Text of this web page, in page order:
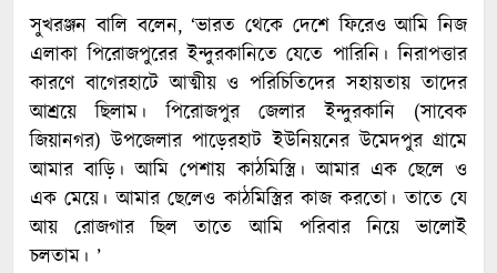
সুখরঞ্জন বালি বলেন, ‘ভারত থেকে দেশে ফিরেও আমি নিজ
এলাকা পিরোজপুরের ইন্দুরকানিতে যেতে পারিনি। নিরাপত্তার
কারণে বাগেরহাটে আত্মীয় ও পরিচিতিদের সহায়তায় তাদের
আশ্রয়ে ছিলাম। পিরোজপুর জেলার ইন্দুরকানি (সাবেক
জিয়ানগর) উপজেলার পাড়েরহাট ইউনিয়নের উমেদপুর গ্রামে
আমার বাড়ি। আমি পেশায় কাঠমিস্ত্রি। আমার এক ছেলে ও
এক মেয়ে। আমার ছেলেও কাঠমিস্ত্রির কাজ করতো। তাতে যে
আয় রোজগার ছিল তাতে আমি পরিবার নিয়ে ভালোই
চলতাম। ’